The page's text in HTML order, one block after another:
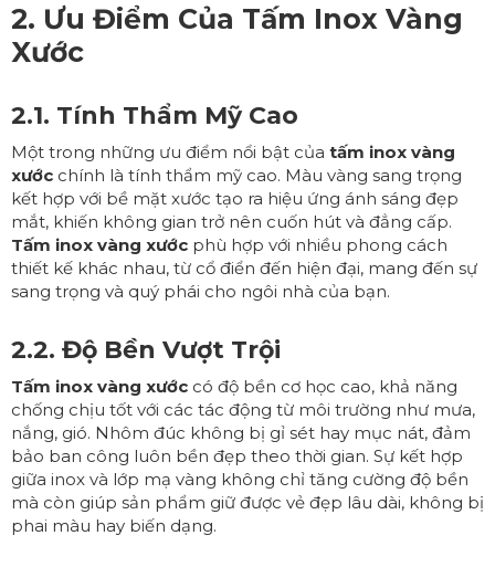
2. Ưu Điểm Của Tấm Inox Vàng
Xước
2.1. Tính Thẩm Mỹ Cao
Một trong những ưu điểm nổi bật của tấm inox vàng
xước chính là tính thẩm mỹ cao. Màu vàng sang trọng
kết hợp với bề mặt xước tạo ra hiệu ứng ánh sáng đẹp
mắt, khiến không gian trở nên cuốn hút và đẳng cấp.
Tấm inox vàng xước phù hợp với nhiều phong cách
thiết kế khác nhau, từ cổ điển đến hiện đại, mang đến sự
sang trọng và quý phái cho ngôi nhà của bạn.
2.2. Độ Bền Vượt Trội
Tấm inox vàng xước có độ bền cơ học cao, khả năng
chống chịu tốt với các tác động từ môi trường như mưa,
nắng, gió. Nhôm đúc không bị gỉ sét hay mục nát, đảm
bảo ban công luôn bền đẹp theo thời gian. Sự kết hợp
giữa inox và lớp mạ vàng không chỉ tăng cường độ bền
mà còn giúp sản phẩm giữ được vẻ đẹp lâu dài, không bị
phai màu hay biến dạng.